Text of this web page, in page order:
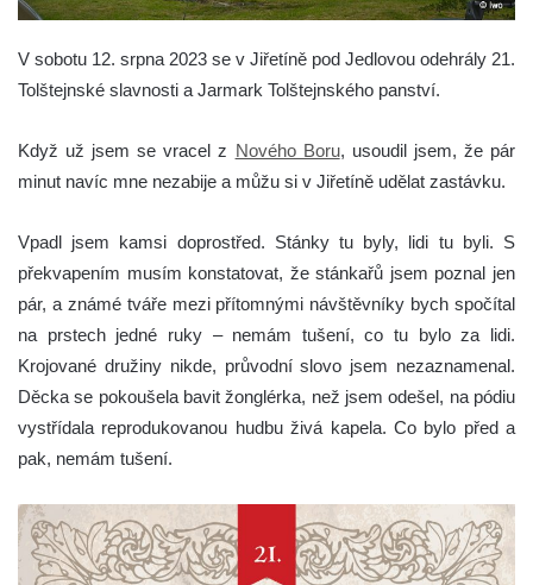
V sobotu 12. srpna 2023 se v Jiřetíně pod Jedlovou odehrály 21.
Tolštejnské slavnosti a Jarmark Tolštejnského panství.
Když už jsem se vracel z Nového Boru, usoudil jsem, že pár
minut navíc mne nezabije a můžu si v Jiřetíně udělat zastávku.
Vpadl jsem kamsi doprostřed. Stánky tu byly, lidi tu byli. S
překvapením musím konstatovat, že stánkařů jsem poznal jen
pár, a známé tváře mezi přítomnými návštěvníky bych spočítal
na prstech jedné ruky – nemám tušení, co tu bylo za lidi.
Krojované družiny nikde, průvodní slovo jsem nezaznamenal.
Děcka se pokoušela bavit žonglérka, než jsem odešel, na pódiu
vystřídala reprodukovanou hudbu živá kapela. Co bylo před a
pak, nemám tušení.